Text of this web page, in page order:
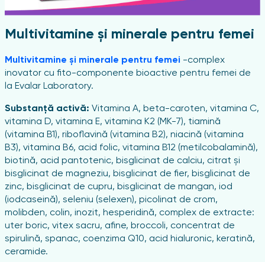
Multivitamine și minerale pentru femei
Multivitamine și minerale pentru femei -complex
inovator cu fito-componente bioactive pentru femei de
la Evalar Laboratory.
Substanță activă: Vitamina A, beta-caroten, vitamina C,
vitamina D, vitamina E, vitamina K2 (MK-7), tiamină
(vitamina B1), riboflavină (vitamina B2), niacină (vitamina
B3), vitamina B6, acid folic, vitamina B12 (metilcobalamină),
biotină, acid pantotenic, bisglicinat de calciu, citrat și
bisglicinat de magneziu, bisglicinat de fier, bisglicinat de
zinc, bisglicinat de cupru, bisglicinat de mangan, iod
(iodcaseină), seleniu (selexen), picolinat de crom,
molibden, colin, inozit, hesperidină, complex de extracte:
uter boric, vitex sacru, afine, broccoli, concentrat de
spirulină, spanac, coenzima Q10, acid hialuronic, keratină,
ceramide.